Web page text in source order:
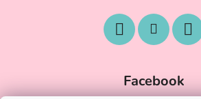
Facebook